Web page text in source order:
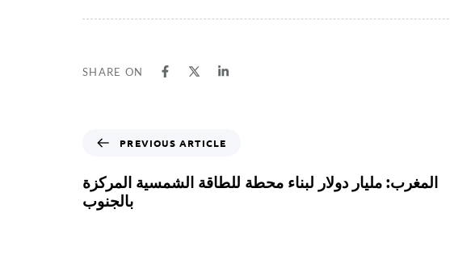
SHARE ON
PREVIOUS ARTICLE
المغرب: مليار دولار لبناء محطة للطاقة الشمسية المركزة
بالجنوب